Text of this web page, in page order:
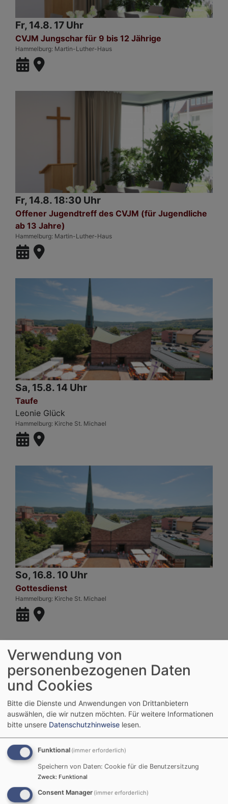
Fr, 14.8. 17 Uhr
CVJM Jungschar für 9 bis 12 Jährige
Hammelburg Martin-Luther-Haus
Fr, 14.8. 18:30 Uhr
Offener Jugendtreff des CVJM (für Jugendliche
ab 13 Jahre)
Hammelburg Martin-Luther-Haus
Sa, 15.8. 14 Uhr
Taufe
Leonie Glück
Hammelburg Kirche St. Michael
So, 16.8. 10 Uhr
Gottesdienst
Hammelburg Kirche St. Michael
Di, 18.8. 18:30 Uhr
Gebetstreff
Hammelburg Kirche St. Michael
Verwendung von
personenbezogenen Daten
und Cookies
Bitte die Dienste und Anwendungen von Drittanbietern
auswählen, die wir nutzen möchten. Für weitere Informationen
bitte unsere Datenschutzhinweise lesen.
Funktional (immer erforderlich)
Speichern von Daten: Cookie für die Benutzersitzung
Zweck: Funktional
Consent Manager (immer erforderlich)